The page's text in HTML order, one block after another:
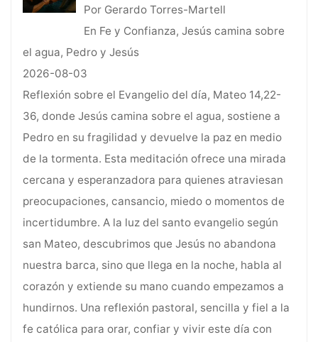
Por Gerardo Torres-Martell
En Fe y Confianza, Jesús camina sobre
el agua, Pedro y Jesús
2026-08-03
Reflexión sobre el Evangelio del día, Mateo 14,22-
36, donde Jesús camina sobre el agua, sostiene a
Pedro en su fragilidad y devuelve la paz en medio
de la tormenta. Esta meditación ofrece una mirada
cercana y esperanzadora para quienes atraviesan
preocupaciones, cansancio, miedo o momentos de
incertidumbre. A la luz del santo evangelio según
san Mateo, descubrimos que Jesús no abandona
nuestra barca, sino que llega en la noche, habla al
corazón y extiende su mano cuando empezamos a
hundirnos. Una reflexión pastoral, sencilla y fiel a la
fe católica para orar, confiar y vivir este día con